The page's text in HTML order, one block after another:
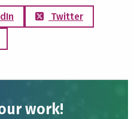
Twitter
work!